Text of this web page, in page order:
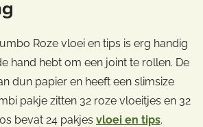
Roze vloei en tips is erg handig
hand hebt om een joint te rollen. De
dun papier en heeft een slimsize
pakje zitten 32 roze vloeitjes en 32
bevat 24 pakjes vloei en tips.